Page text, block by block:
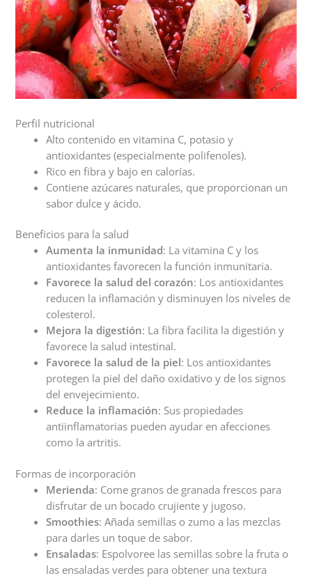
Perfil nutricional
Alto contenido en vitamina C, potasio y
antioxidantes (especialmente polifenoles).
Rico en fibra y bajo en calorías.
Contiene azúcares naturales, que proporcionan un
sabor dulce y ácido.
Beneficios para la salud
Aumenta la inmunidad: La vitamina C y los
antioxidantes favorecen la función inmunitaria.
Favorece la salud del corazón: Los antioxidantes
reducen la inflamación y disminuyen los niveles de
colesterol.
Mejora la digestión: La fibra facilita la digestión y
favorece la salud intestinal.
Favorece la salud de la piel: Los antioxidantes
protegen la piel del daño oxidativo y de los signos
del envejecimiento.
Reduce la inflamación: Sus propiedades
antiinflamatorias pueden ayudar en afecciones
como la artritis.
Formas de incorporación
Merienda: Come granos de granada frescos para
disfrutar de un bocado crujiente y jugoso.
Smoothies: Añada semillas o zumo a las mezclas
para darles un toque de sabor.
Ensaladas: Espolvoree las semillas sobre la fruta o
las ensaladas verdes para obtener una textura